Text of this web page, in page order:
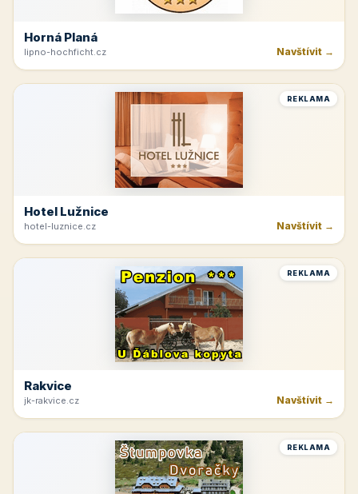
Horná Planá
lipno-hochficht.cz Navštívit →
REKLAMA
Hotel Lužnice
hotel-luznice.cz Navštívit →
REKLAMA
Rakvice
jk-rakvice.cz Navštívit →
REKLAMA